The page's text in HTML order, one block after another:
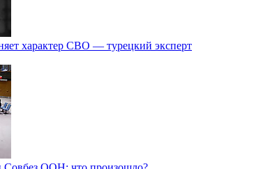
характер СВО — турецкий эксперт